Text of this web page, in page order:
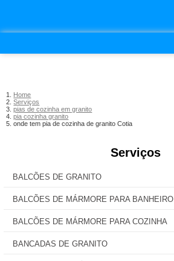
Home
Serviços
pias de cozinha em granito
pia cozinha granito
onde tem pia de cozinha de granito Cotia
Serviços
BALCÕES DE GRANITO
BALCÕES DE MÁRMORE PARA BANHEIRO
BALCÕES DE MÁRMORE PARA COZINHA
BANCADAS DE GRANITO